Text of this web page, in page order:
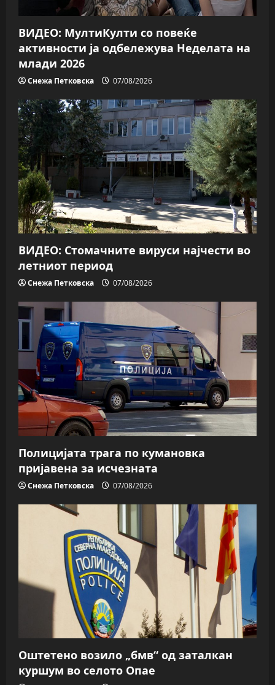
ВИДЕО: МултиКулти со повеќе
активности ја одбележува Неделата на
млади 2026
Снежа Петковска 07/08/2026
ВИДЕО: Стомачните вируси најчести во
летниот период
Снежа Петковска 07/08/2026
Полицијата трага пo кумановка
пријавена за исчезната
Снежа Петковска 07/08/2026
Оштетено возило „бмв“ од заталкан
куршум во селото Опае